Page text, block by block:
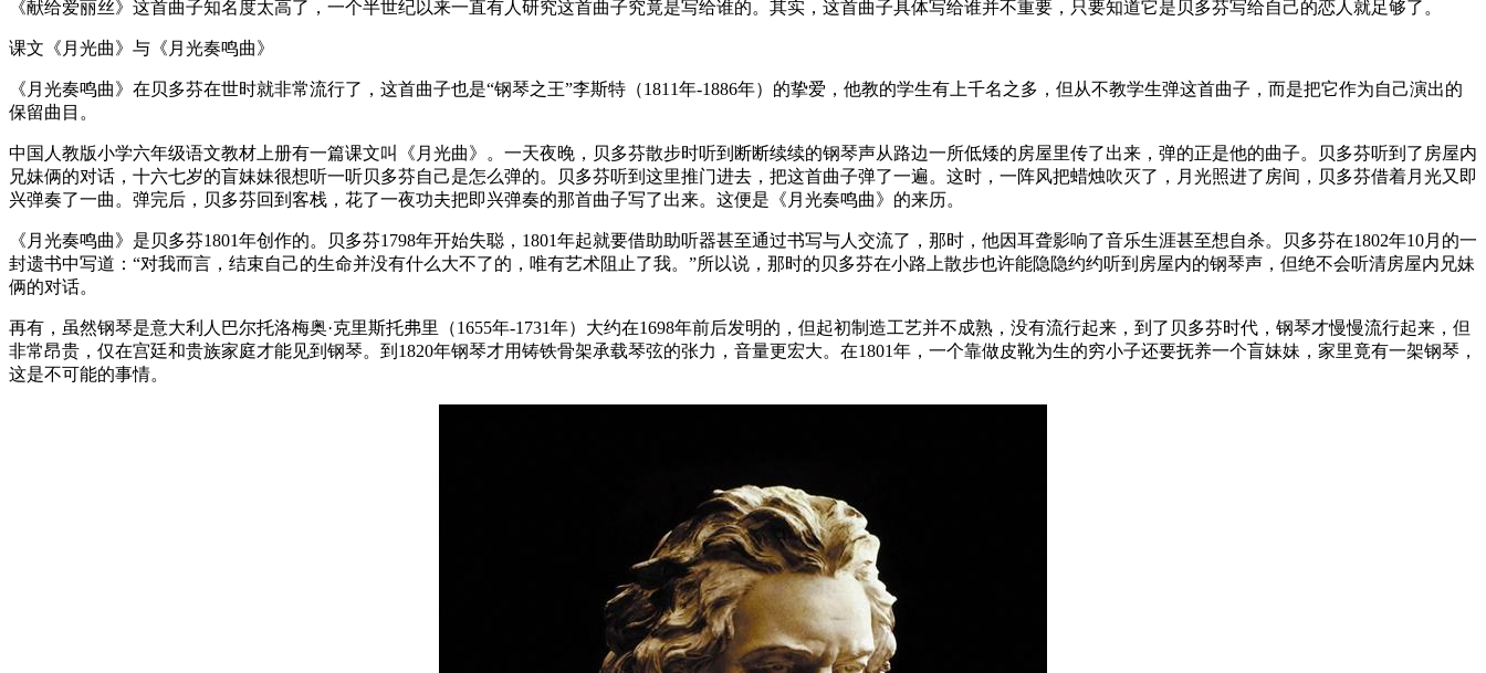
《献给爱丽丝》这首曲子知名度太高了，一个半世纪以来一直有人研究这首曲子究竟是写给谁的。其实，这首曲子具体写给谁并不重要，只要知道它是贝多芬写给自己的恋人就足够了。
课文《月光曲》与《月光奏鸣曲》
《月光奏鸣曲》在贝多芬在世时就非常流行了，这首曲子也是“钢琴之王”李斯特（1811年-1886年）的挚爱，他教的学生有上千名之多，但从不教学生弹这首曲子，而是把它作为自己演出的
保留曲目。
中国人教版小学六年级语文教材上册有一篇课文叫《月光曲》。一天夜晚，贝多芬散步时听到断断续续的钢琴声从路边一所低矮的房屋里传了出来，弹的正是他的曲子。贝多芬听到了房屋内
兄妹俩的对话，十六七岁的盲妹妹很想听一听贝多芬自己是怎么弹的。贝多芬听到这里推门进去，把这首曲子弹了一遍。这时，一阵风把蜡烛吹灭了，月光照进了房间，贝多芬借着月光又即
兴弹奏了一曲。弹完后，贝多芬回到客栈，花了一夜功夫把即兴弹奏的那首曲子写了出来。这便是《月光奏鸣曲》的来历。
《月光奏鸣曲》是贝多芬1801年创作的。贝多芬1798年开始失聪，1801年起就要借助助听器甚至通过书写与人交流了，那时，他因耳聋影响了音乐生涯甚至想自杀。贝多芬在1802年10月的一
封遗书中写道：“对我而言，结束自己的生命并没有什么大不了的，唯有艺术阻止了我。”所以说，那时的贝多芬在小路上散步也许能隐隐约约听到房屋内的钢琴声，但绝不会听清房屋内兄妹
俩的对话。
再有，虽然钢琴是意大利人巴尔托洛梅奥·克里斯托弗里（1655年-1731年）大约在1698年前后发明的，但起初制造工艺并不成熟，没有流行起来，到了贝多芬时代，钢琴才慢慢流行起来，但
非常昂贵，仅在宫廷和贵族家庭才能见到钢琴。到1820年钢琴才用铸铁骨架承载琴弦的张力，音量更宏大。在1801年，一个靠做皮靴为生的穷小子还要抚养一个盲妹妹，家里竟有一架钢琴，
这是不可能的事情。